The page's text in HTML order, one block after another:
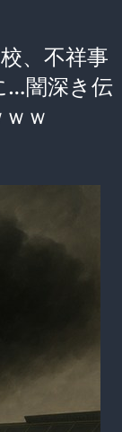
、不祥事
…闇深き伝
ｗ